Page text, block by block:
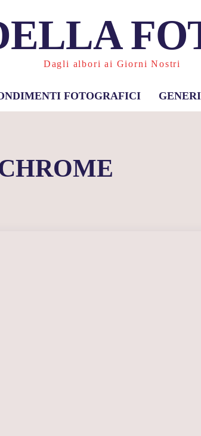
Dagli albori ai Giorni Nostri
FOTOGRAFICI